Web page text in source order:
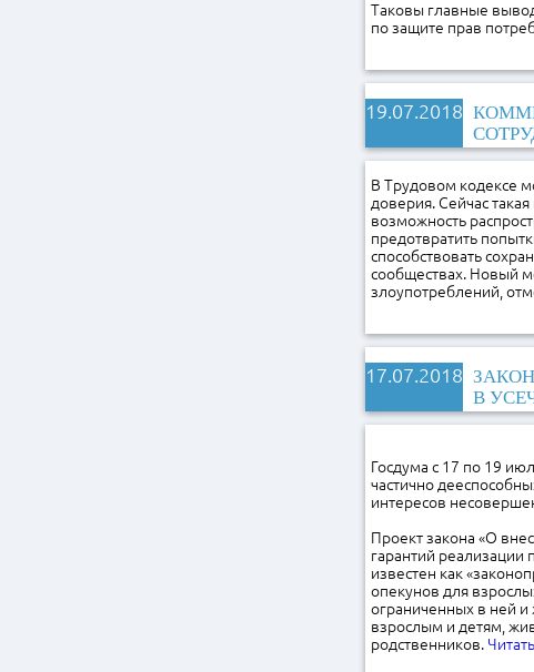
Таковы главные
по защите прав
19.07.2018
В Трудовом кодексе
доверия. Сейчас
возможность
предотвратить
способствовать
сообществах. Новый
злоупотреблений,
17.07.2018
В
Госдума с 17 по 19
частично
интересов
Проект закона «О
гарантий реализации
известен как
опекунов для
ограниченных в ней и
взрослым и детям,
родственников.